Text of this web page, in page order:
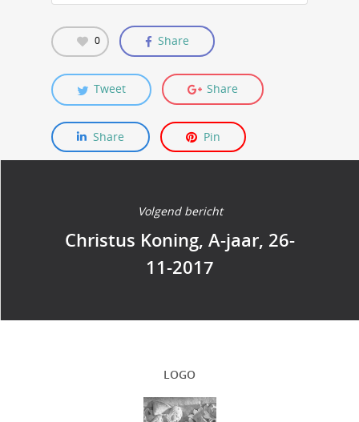
0 Share
Tweet Share
Share Pin
Volgend bericht
Christus Koning, A-jaar, 26-
11-2017
LOGO